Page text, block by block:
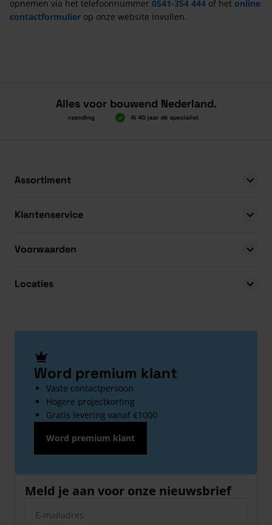
opnemen via het telefoonnummer 0541-354 444 of het online
contactformulier op onze website invullen.
Alles voor bouwend Nederland.
Boven 2.000 gratis verzending Al 40 jaar dé specialist
Assortiment
Klantenservice
Voorwaarden
Locaties
Word premium klant
Vaste contactpersoon
Hogere projectkorting
Gratis levering vanaf €1000
Word premium klant
Meld je aan voor onze nieuwsbrief